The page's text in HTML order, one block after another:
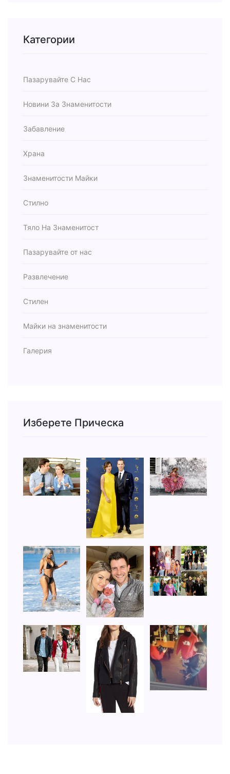
Категории
Пазарувайте С Нас
Новини За Знаменитости
Забавление
Храна
Знаменитости Майки
Стилно
Тяло На Знаменитост
Пазарувайте от нас
Развлечение
Стилен
Майки на знаменитости
Галерия
Изберете Прическа